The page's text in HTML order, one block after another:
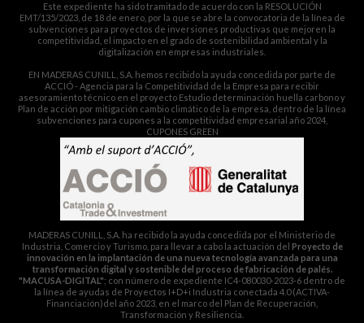
Este expediente ha sido tramitado de acuerdo con la RESOLUCIÓN
EMT/135/2023, de 18 de enero, por la que se abre la convocatoria de la línea de
subvenciones para proyectos de inversiones productivas que mejoren la
competitividad, el impacto en el grado de sostenibilidad ambiental y la
digitalización en empresas industriales.
EN MADERAS CUNILL, S.A. hemos recibido la ayuda concedida por parte de
ACCIÓ - Agencia para la Competitividad de la Empresa para recibir
asesoramiento técnico en el proyecto Estudio determinación huella carbono y
Plan de acción por mitigación cambio climático de la empresa, dentro de la línea
subvenciones para cupones a la competitividad empresarial año 2024,
CUPONES GREEN
MADERAS CUNILL, S.A. ha recibido la ayuda concedida por el Ministerio de
Industria, Comercio y Turismo, para llevar a cabo la actuación del Proyecto de
innovación en la implantación de una nueva tecnología avanzada para una
transformación digital y sostenible del proceso de fabricación de palés.
"MACUSA-DIGITAL"; con número de expediente IC4-080030-2023-6 dentro de
la línea de ayudas de Proyectos I+D+i Industria conectada 4.0 (ACTIVA-
Financiación)del año 2023, en el marco del Plan de Recuperación,
Transformación y Resiliencia.